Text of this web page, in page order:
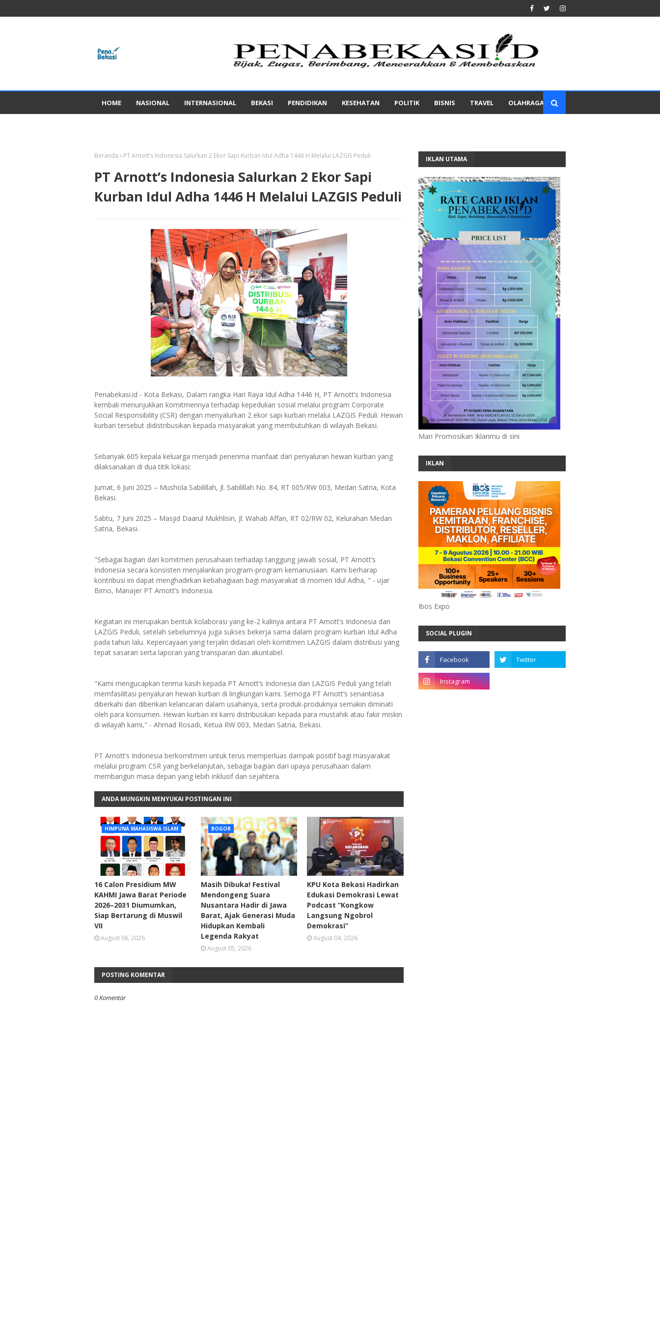
HOME NASIONAL INTERNASIONAL BEKASI PENDIDIKAN KESEHATAN POLITIK BISNIS TRAVEL OLAHRAGA
Beranda PT Arnott’s Indonesia Salurkan 2 Ekor Sapi Kurban Idul Adha 1446 H Melalui LAZGIS Peduli
PT Arnott’s Indonesia Salurkan 2 Ekor Sapi
Kurban Idul Adha 1446 H Melalui LAZGIS Peduli
Penabekasi.id - Kota Bekasi, Dalam rangka Hari Raya Idul Adha 1446 H, PT Arnott’s Indonesia
kembali menunjukkan komitmennya terhadap kepedulian sosial melalui program Corporate
Social Responsibility (CSR) dengan menyalurkan 2 ekor sapi kurban melalui LAZGIS Peduli. Hewan
kurban tersebut didistribusikan kepada masyarakat yang membutuhkan di wilayah Bekasi.
Sebanyak 605 kepala keluarga menjadi penerima manfaat dari penyaluran hewan kurban yang
dilaksanakan di dua titik lokasi:
Jumat, 6 Juni 2025 – Mushola Sabilillah, Jl. Sabilillah No. 84, RT 005/RW 003, Medan Satria, Kota
Bekasi.
Sabtu, 7 Juni 2025 – Masjid Daarul Mukhlisin, Jl. Wahab Affan, RT 02/RW 02, Kelurahan Medan
Satria, Bekasi.
"Sebagai bagian dari komitmen perusahaan terhadap tanggung jawab sosial, PT Arnott’s
Indonesia secara konsisten menjalankan program-program kemanusiaan. Kami berharap
kontribusi ini dapat menghadirkan kebahagiaan bagi masyarakat di momen Idul Adha, " - ujar
Bimo, Manajer PT Arnott’s Indonesia.
Kegiatan ini merupakan bentuk kolaborasi yang ke-2 kalinya antara PT Arnott’s Indonesia dan
LAZGIS Peduli, setelah sebelumnya juga sukses bekerja sama dalam program kurban Idul Adha
pada tahun lalu. Kepercayaan yang terjalin didasari oleh komitmen LAZGIS dalam distribusi yang
tepat sasaran serta laporan yang transparan dan akuntabel.
"Kami mengucapkan terima kasih kepada PT Arnott’s Indonesia dan LAZGIS Peduli yang telah
memfasilitasi penyaluran hewan kurban di lingkungan kami. Semoga PT Arnott’s senantiasa
diberkahi dan diberikan kelancaran dalam usahanya, serta produk-produknya semakin diminati
oleh para konsumen. Hewan kurban ini kami distribusikan kepada para mustahik atau fakir miskin
di wilayah kami," - Ahmad Rosadi, Ketua RW 003, Medan Satria, Bekasi.
PT Arnott’s Indonesia berkomitmen untuk terus memperluas dampak positif bagi masyarakat
melalui program CSR yang berkelanjutan, sebagai bagian dari upaya perusahaan dalam
membangun masa depan yang lebih inklusif dan sejahtera.
ANDA MUNGKIN MENYUKAI POSTINGAN INI
HIMPUNA MAHASISWA ISLAM
16 Calon Presidium MW
KAHMI Jawa Barat Periode
2026–2031 Diumumkan,
Siap Bertarung di Muswil
VII
August 06, 2026
BOGOR
Masih Dibuka! Festival
Mendongeng Suara
Nusantara Hadir di Jawa
Barat, Ajak Generasi Muda
Hidupkan Kembali
Legenda Rakyat
August 05, 2026
KPU Kota Bekasi Hadirkan
Edukasi Demokrasi Lewat
Podcast “Kongkow
Langsung Ngobrol
Demokrasi”
August 04, 2026
POSTING KOMENTAR
0 Komentar
IKLAN UTAMA
Mari Promosikan Iklanmu di sini
IKLAN
Ibos Expo
SOCIAL PLUGIN